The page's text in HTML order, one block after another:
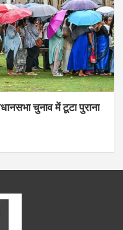
चुनाव में टूटा पुराना